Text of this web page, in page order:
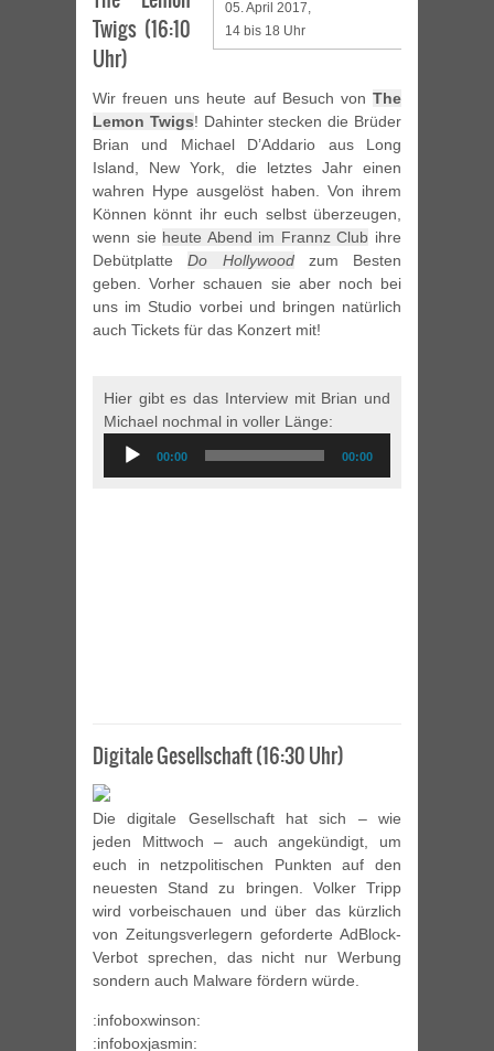
05. April 2017,
14 bis 18 Uhr
Twigs (16:10
Uhr)
Wir freuen uns heute auf Besuch von The
Lemon Twigs! Dahinter stecken die Brüder
Brian und Michael D’Addario aus Long
Island, New York, die letztes Jahr einen
wahren Hype ausgelöst haben. Von ihrem
Können könnt ihr euch selbst überzeugen,
wenn sie heute Abend im Frannz Club ihre
DebütplatteDo Hollywoodzum Besten
geben. Vorher schauen sie aber noch bei
uns im Studio vorbei und bringen natürlich
auch Tickets für das Konzert mit!
Hier gibt es das Interview mit Brian und
Michael nochmal in voller Länge:
Audio
Player
00:00 00:00
Digitale Gesellschaft (16:30 Uhr)
Die digitale Gesellschaft hat sich – wie
jeden Mittwoch – auch angekündigt, um
euch in netzpolitischen Punkten auf den
neuesten Stand zu bringen. Volker Tripp
wird vorbeischauen und über das kürzlich
von Zeitungsverlegern geforderte AdBlock-
Verbot sprechen, das nicht nur Werbung
sondern auch Malware fördern würde.
:infoboxwinson:
:infoboxjasmin: